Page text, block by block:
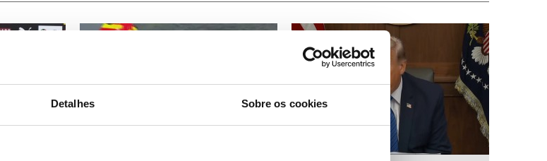
Detalhes Sobre os cookies